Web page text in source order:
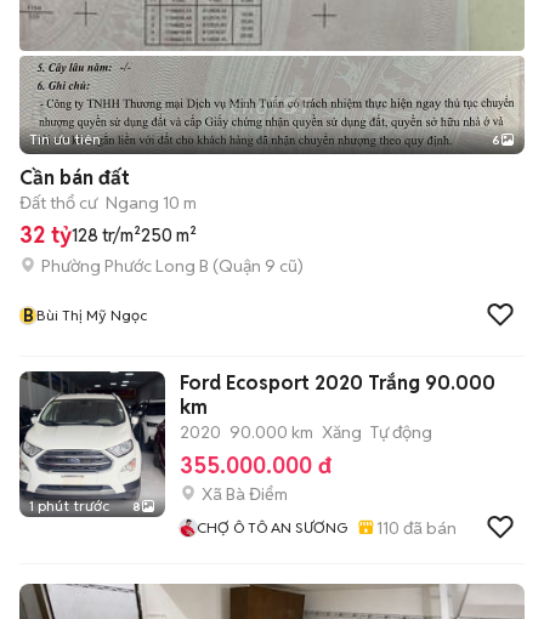
+2
Tin ưu tiên 6
Cần bán đất
Đất thổ cư Ngang 10 m
32 tỷ128 tr/m²250 m²
Phường Phước Long B (Quận 9 cũ)
BBùi Thị Mỹ Ngọc
1 phút trước 8
Ford Ecosport 2020 Trắng 90.000
km
2020 90.000 km Xăng Tự động
355.000.000 đ
Xã Bà Điểm
CHỢ Ô TÔ AN SƯƠNG 110 đã bán